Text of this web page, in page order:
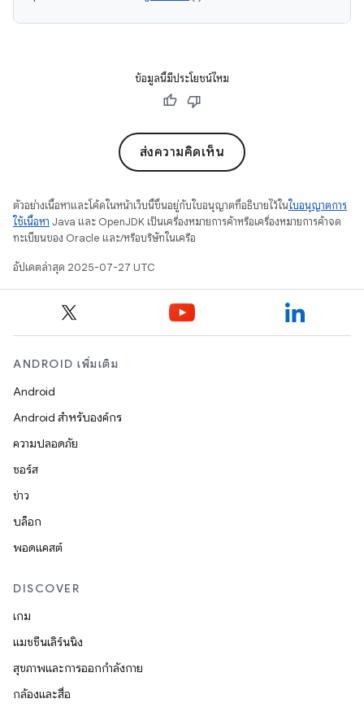
ข้อมูลนี้มีประโยชน์ไหม
ส่งความคิดเห็น
ตัวอย่างเนื้อหาและโค้ดในหน้าเว็บนี้ขึ้นอยู่กับใบอนุญาตที่อธิบายไว้ในใบอนุญาตการ
ใช้เนื้อหา Java และ OpenJDK เป็นเครื่องหมายการค้าหรือเครื่องหมายการค้าจด
ทะเบียนของ Oracle และ/หรือบริษัทในเครือ
อัปเดตล่าสุด 2025-07-27 UTC
ANDROID เพิ่มเติม
Android
Android สำหรับองค์กร
ความปลอดภัย
ซอร์ส
ข่าว
บล็อก
พอดแคสต์
DISCOVER
เกม
แมชชีนเลิร์นนิง
สุขภาพและการออกกำลังกาย
กล้องและสื่อ